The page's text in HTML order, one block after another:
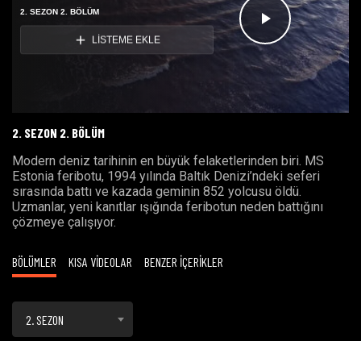
Videoyu
Oynat
2. SEZON 2. BÖLÜM
LİSTEME EKLE
2. SEZON 2. BÖLÜM
Modern deniz tarihinin en büyük felaketlerinden biri. MS
Estonia feribotu, 1994 yılında Baltık Denizi’ndeki seferi
sırasında battı ve kazada geminin 852 yolcusu öldü.
Uzmanlar, yeni kanıtlar ışığında feribotun neden battığını
çözmeye çalışıyor.
BÖLÜMLER KISA VİDEOLAR BENZER İÇERİKLER
2. SEZON